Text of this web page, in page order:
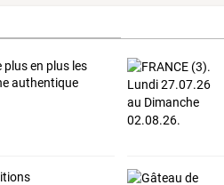
en plus les
authentique